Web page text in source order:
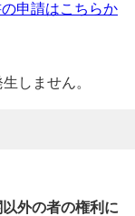
申請はこちらか
しません。
外の者の権利に